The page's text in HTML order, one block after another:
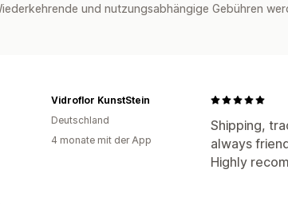
und nutzungsabhängige Gebühren
Shipping,
always
Highly
Vidroflor KunstStein
Deutschland
4 monate mit der App